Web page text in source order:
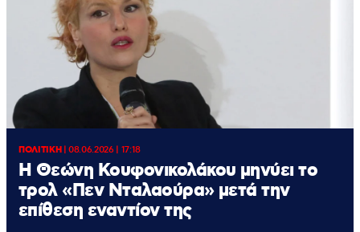
ΠΟΛΙΤΙΚΗ|08.06.2026 | 17:18
Η Θεώνη Κουφονικολάκου μηνύει το
τρολ «Πεν Νταλαούρα» μετά την
επίθεση εναντίον της